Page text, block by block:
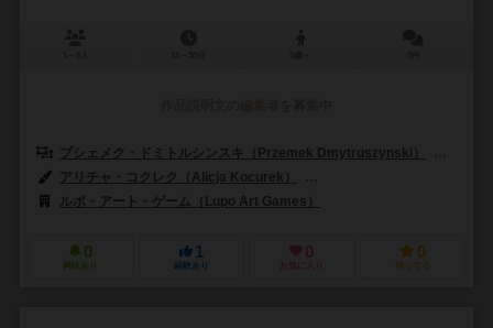
プシェメク・ドミトルシンスキ（Przemek Dmytruszynski）
アリチャ・コクレク（Alicja Kocurek）
ルポ・アート・ゲーム（Lupo Art Games）
0
興味あり
1
経験あり
0
お気に入り
0
持ってる